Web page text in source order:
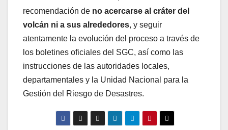
recomendación de no acercarse al cráter del
volcán ni a sus alrededores, y seguir
atentamente la evolución del proceso a través de
los boletines oficiales del SGC, así como las
instrucciones de las autoridades locales,
departamentales y la Unidad Nacional para la
Gestión del Riesgo de Desastres.